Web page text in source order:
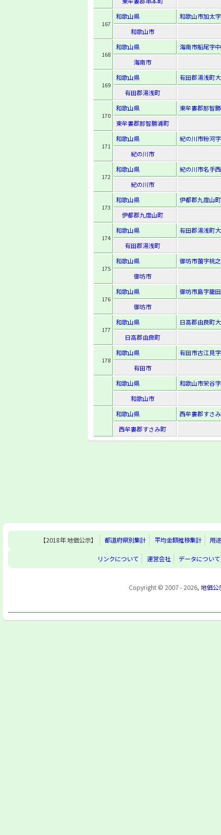
167
和歌山県
和歌山市加太
和歌山市
168
和歌山県
海南市船尾字
海南市
169
和歌山県
有田郡湯浅町
有田郡湯浅町
170
和歌山県
東牟婁郡那智
東牟婁郡那智勝浦町
171
和歌山県
紀の川市粉河
紀の川市
172
和歌山県
紀の川市名手
紀の川市
173
和歌山県
伊都郡九度山
伊都郡九度山町
174
和歌山県
有田郡湯浅町
有田郡湯浅町
175
和歌山県
御坊市薗字桃
御坊市
176
和歌山県
御坊市島字籠
御坊市
177
和歌山県
日高郡由良町
日高郡由良町
178
和歌山県
有田市古江見
有田市
和歌山県
和歌山市栄谷
和歌山市
和歌山県
西牟婁郡すさ
西牟婁郡すさみ町
【2018年 地価公示】 都道府県別集計 平均金額推移集計 用
リンクについて 運営会社 データについて
Copyright © 2007 - 2026, 地価公